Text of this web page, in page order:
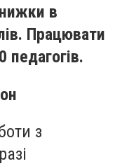
в
Працювати
педагогів.
з